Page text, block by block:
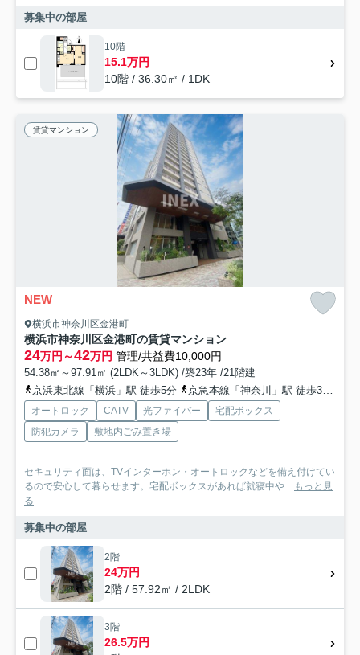
募集中の部屋
10階
15.1万円
10階 / 36.30㎡ / 1DK
賃貸マンション
NEW
横浜市神奈川区金港町
横浜市神奈川区金港町の賃貸マンション
24万円～42万円 管理/共益費10,000円
54.38㎡～97.91㎡ (2LDK～3LDK) /築23年 /21階建
京浜東北線「横浜」駅 徒歩5分
京急本線「神奈川」駅 徒歩3分
オートロック CATV 光ファイバー
宅配ボックス
防犯カメラ
敷地内ごみ置き場
セキュリティ面は、TVインターホン・オートロックなどを備え付けてい
るので安心して暮らせます。宅配ボックスがあれば就寝中や... もっと見
る
募集中の部屋
2階
24万円
2階 / 57.92㎡ / 2LDK
3階
26.5万円